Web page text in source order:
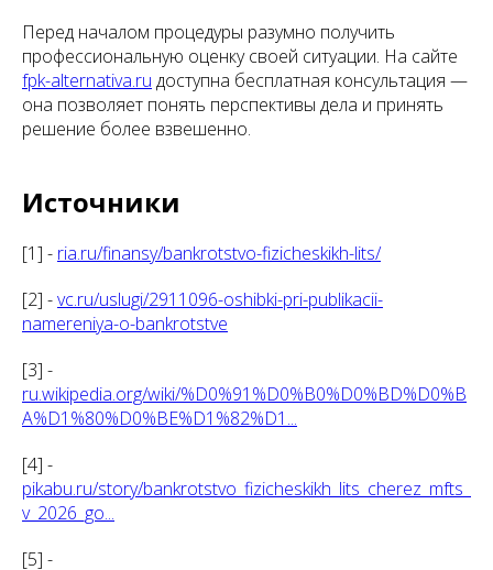
Перед началом процедуры разумно получить
профессиональную оценку своей ситуации. На сайте
fpk-alternativa.ru доступна бесплатная консультация —
она позволяет понять перспективы дела и принять
решение более взвешенно.
Источники
[1] - ria.ru/finansy/bankrotstvo-fizicheskikh-lits/
[2] -vc.ru/uslugi/2911096-oshibki-pri-publikacii-
namereniya-o-bankrotstve
[3] -
ru.wikipedia.org/wiki/%D0%91%D0%B0%D0%BD%D0%B
A%D1%80%D0%BE%D1%82%D1...
[4] -
pikabu.ru/story/bankrotstvo_fizicheskikh_lits_cherez_mfts_
v_2026_go...
[5] -